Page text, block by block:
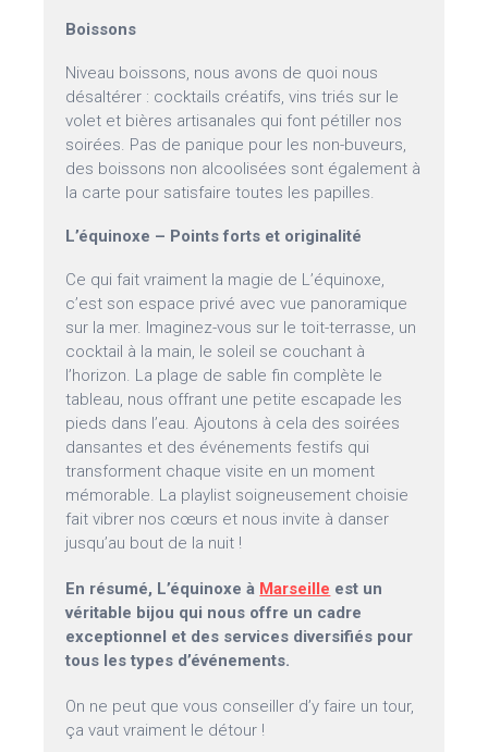
Boissons
Niveau boissons, nous avons de quoi nous
désaltérer : cocktails créatifs, vins triés sur le
volet et bières artisanales qui font pétiller nos
soirées. Pas de panique pour les non-buveurs,
des boissons non alcoolisées sont également à
la carte pour satisfaire toutes les papilles.
L’équinoxe – Points forts et originalité
Ce qui fait vraiment la magie de L’équinoxe,
c’est son espace privé avec vue panoramique
sur la mer. Imaginez-vous sur le toit-terrasse, un
cocktail à la main, le soleil se couchant à
l’horizon. La plage de sable fin complète le
tableau, nous offrant une petite escapade les
pieds dans l’eau. Ajoutons à cela des soirées
dansantes et des événements festifs qui
transforment chaque visite en un moment
mémorable. La playlist soigneusement choisie
fait vibrer nos cœurs et nous invite à danser
jusqu’au bout de la nuit !
En résumé, L’équinoxe à Marseille est un
véritable bijou qui nous offre un cadre
exceptionnel et des services diversifiés pour
tous les types d’événements.
On ne peut que vous conseiller d’y faire un tour,
ça vaut vraiment le détour !